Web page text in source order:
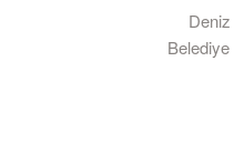
Belediye